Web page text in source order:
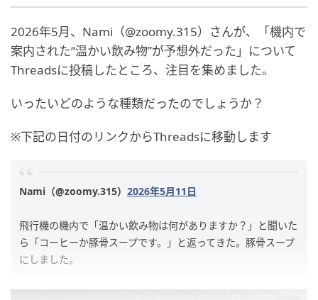
2026年5月、Nami（@zoomy.315）さんが、「機内で
案内された“温かい飲み物”が予想外だった」について
Threadsに投稿したところ、注目を集めました。
いったいどのような種類だったのでしょうか？
※下記の日付のリンクからThreadsに移動します
Nami（@zoomy.315） 2026年5月11日
飛行機の機内で「温かい飲み物は何がありますか？」と聞いた
ら「コーヒーか豚骨スープです。」と返ってきた。豚骨スープ
にしました。